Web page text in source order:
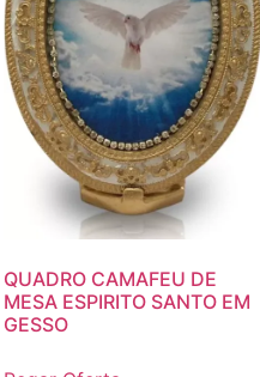
QUADRO CAMAFEU DE
MESA ESPIRITO SANTO EM
GESSO